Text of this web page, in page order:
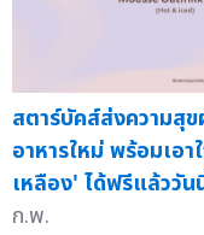
สตาร์บัคส์ส่งความสุ
อาหารใหม่ พร้อมเอ
เหลือง' ได้ฟรีแล้ววัน
ก.พ.